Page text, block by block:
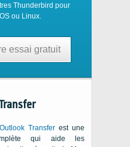
Thunderbird pour
ou Linux.
essai gratuit
Transfer est une
qui aide les